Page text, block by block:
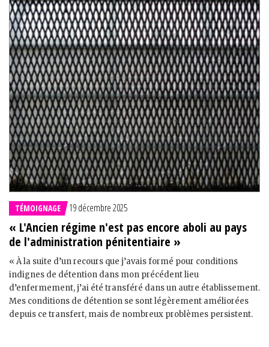
TÉMOIGNAGE 19 décembre 2025
« L'Ancien régime n'est pas encore aboli au pays
de l'administration pénitentiaire »
« À la suite d’un recours que j’avais formé pour conditions
indignes de détention dans mon précédent lieu
d’enfermement, j’ai été transféré dans un autre établissement.
Mes conditions de détention se sont légèrement améliorées
depuis ce transfert, mais de nombreux problèmes persistent.